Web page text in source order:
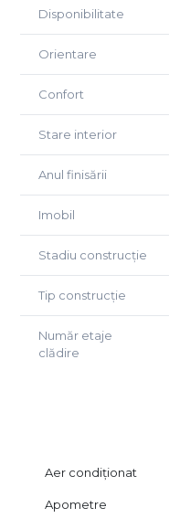
Disponibilitate
Orientare
Confort
Stare interior
Anul finisării
Imobil
Stadiu construcție
Tip construcție
Număr etaje
clădire
Aer condiționat
Apometre